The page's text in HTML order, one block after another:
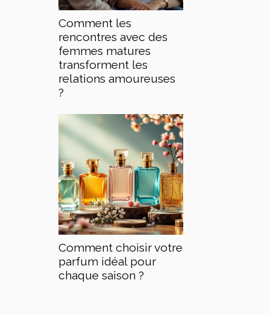
Comment les
rencontres avec des
femmes matures
transforment les
relations amoureuses
?
Comment choisir votre
parfum idéal pour
chaque saison ?